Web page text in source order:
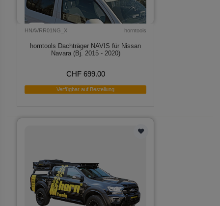
HNAVRR01NG_X horntools
horntools Dachträger NAVIS für Nissan
Navara (Bj. 2015 - 2020)
CHF 699.00
Verfügbar auf Bestellung